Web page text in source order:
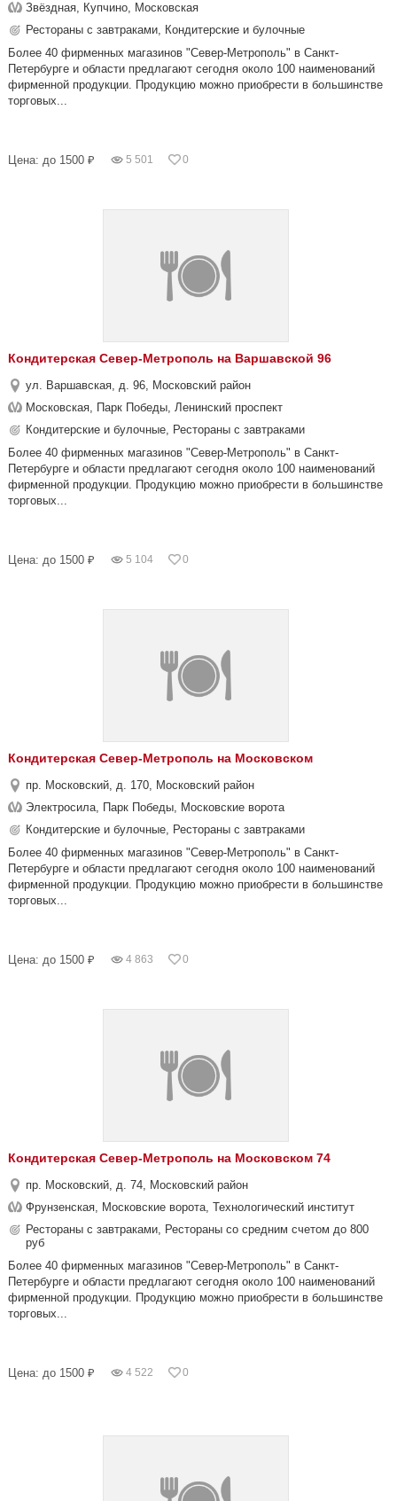
Звёздная, Купчино, Московская
Рестораны с завтраками, Кондитерские и булочные
Более 40 фирменных магазинов "Север-Метрополь" в Санкт-
Петербурге и области предлагают сегодня около 100 наименований
фирменной продукции. Продукцию можно приобрести в большинстве
торговых...
Цена: до 1500 ₽ 5 501 0
Кондитерская Север-Метрополь на Варшавской 96
ул. Варшавская, д. 96, Московский район
Московская, Парк Победы, Ленинский проспект
Кондитерские и булочные, Рестораны с завтраками
Более 40 фирменных магазинов "Север-Метрополь" в Санкт-
Петербурге и области предлагают сегодня около 100 наименований
фирменной продукции. Продукцию можно приобрести в большинстве
торговых...
Цена: до 1500 ₽ 5 104 0
Кондитерская Север-Метрополь на Московском
пр. Московский, д. 170, Московский район
Электросила, Парк Победы, Московские ворота
Кондитерские и булочные, Рестораны с завтраками
Более 40 фирменных магазинов "Север-Метрополь" в Санкт-
Петербурге и области предлагают сегодня около 100 наименований
фирменной продукции. Продукцию можно приобрести в большинстве
торговых...
Цена: до 1500 ₽ 4 863 0
Кондитерская Север-Метрополь на Московском 74
пр. Московский, д. 74, Московский район
Фрунзенская, Московские ворота, Технологический институт
Рестораны с завтраками, Рестораны со средним счетом до 800
руб
Более 40 фирменных магазинов "Север-Метрополь" в Санкт-
Петербурге и области предлагают сегодня около 100 наименований
фирменной продукции. Продукцию можно приобрести в большинстве
торговых...
Цена: до 1500 ₽ 4 522 0